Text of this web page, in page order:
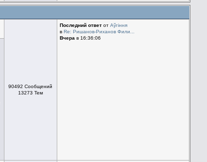
90492 Сообщений
13273 Тем
Последний ответот Aўгiння
в Re: Ришанов-Риханов Фили...
Вчера в 16:36:06